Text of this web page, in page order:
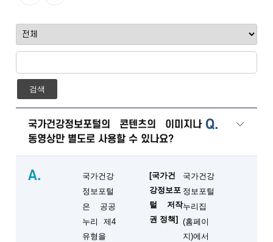
검색
Q.
국가건강정보포털의 콘텐츠의 이미지나
동영상만 별도로 사용할 수 있나요?
A.
국가건강
정보포털
은 공공
누리 제4
유형을
[국가건
강정보포
털 저작
권 정책]
국가건강
정보포털
누리집
(홈페이
지)에서